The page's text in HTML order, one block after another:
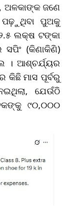
ଅଳକାଙ୍କ ଜଣେ
ପଢ଼ୁଥିବା ପୁଅକୁ
ଲକ୍ଷ ଟଙ୍କା
ସପିଂ (କିଣାକିଣି)
। ଆଶ୍ଚର୍ଯ୍ୟର
କିଛି ମାସ ପୂର୍ବରୁ
ଯେଉଁଠି
୯୦,୦୦୦